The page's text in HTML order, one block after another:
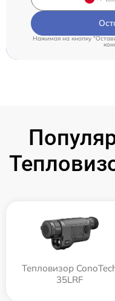
Нажимая на кнопку
Тепловизор
35LRF